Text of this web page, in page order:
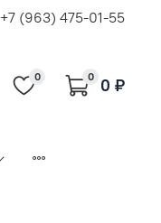
+7 (963) 475-01-55
0 0 0 ₽